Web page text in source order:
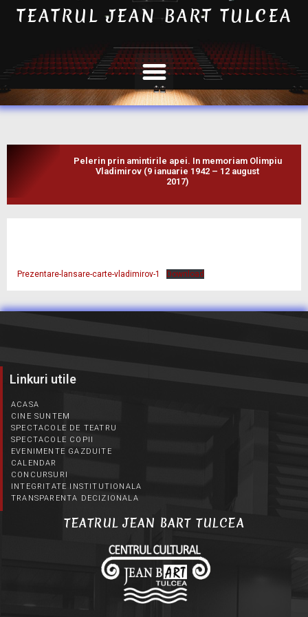
TEATRUL JEAN BART TULCEA
Pelerin prin amintirile apei. In memoriam Olimpiu
Vladimirov (9 ianuarie 1942 – 12 august
2017)
Prezentare-lansare-carte-vladimirov-1 Download
Linkuri utile
ACASA
CINE SUNTEM
SPECTACOLE DE TEATRU
SPECTACOLE COPII
EVENIMENTE GAZDUITE
CALENDAR
CONCURSURI
INTEGRITATE INSTITUTIONALA
TRANSPARENTA DECIZIONALA
TEATRUL JEAN BART TULCEA